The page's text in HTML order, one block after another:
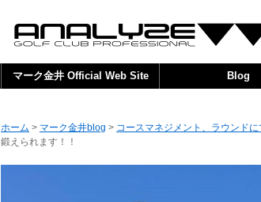
マーク金井 Official Web Site Blog
ホーム > マーク金井blog > コースマネジメント、ラウンドに
鍛えられます！！